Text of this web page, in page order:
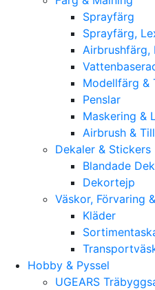
Sprayfärg
Sprayfärg,
Airbrushfärg,
Modellfärg &
Penslar
Maskering &
Airbrush &
Dekaler & Stickers
Blandade
Dekortejp
Väskor, Förvaring
Kläder
Hobby & Pyssel
UGEARS